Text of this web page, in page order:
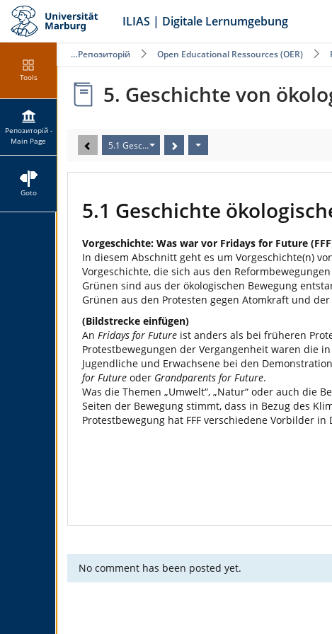
ILIAS | Digitale Lernumgebung
Tools
Репозиторій -
Main Page
Goto
Репозиторій Open Educational Ressources (OER)
5. Geschichte von
5.1 Geschichte ökologischer Bewegungen als Zeichen
5.1 Geschichte
Vorgeschichte: Was war vor Fridays for Future
In diesem Abschnitt geht es um Vorgeschichte(n)
Vorgeschichte, die sich aus den
Grünen sind aus der ökologischen Bewegung
Grünen aus den Protesten gegen Atomkraft und
(Bildstrecke einfügen)
An Fridays for Future ist anders als bei früheren
Protestbewegungen der Vergangenheit waren die
Jugendliche und Erwachsene bei den
for Future oder Grandparents for Future.
Was die Themen „Umwelt“, „Natur“ oder auch die
Seiten der Bewegung stimmt, dass in Bezug des
Protestbewegung hat FFF verschiedene Vorbilder
No comment has been posted yet.